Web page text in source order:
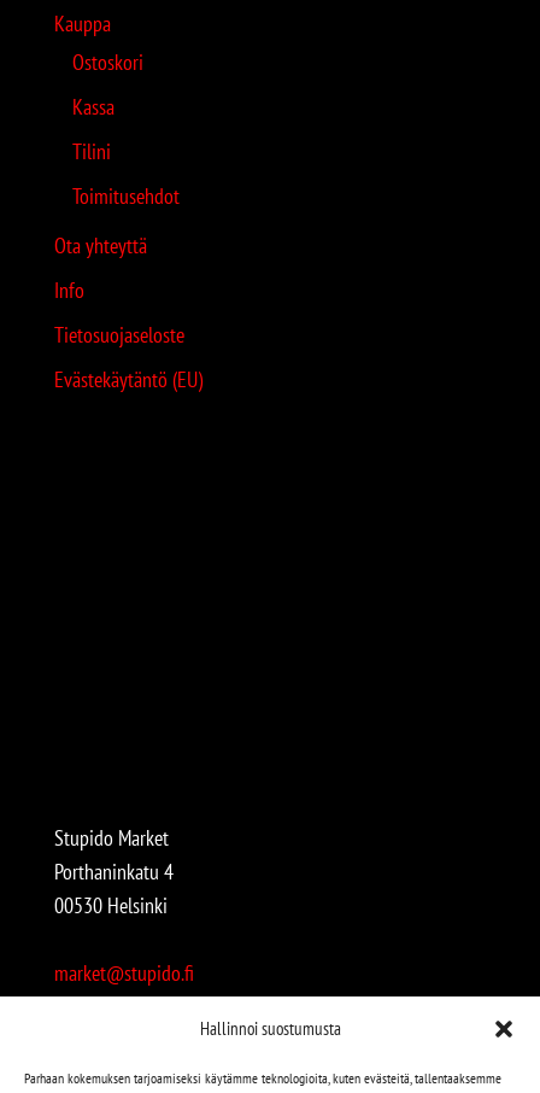
Hallinnoi suostumusta
Parhaan kokemuksen tarjoamiseksi käytämme teknologioita, kuten evästeitä, tallentaaksemme
Kauppa
Ostoskori
Kassa
Tilini
Toimitusehdot
Ota yhteyttä
Info
Tietosuojaseloste
Evästekäytäntö (EU)
Stupido Market
Porthaninkatu 4
00530 Helsinki
market@stupido.fi
Avoinna: